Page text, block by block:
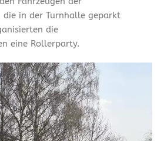
die in der Turnhalle geparkt
die
eine Rollerparty.